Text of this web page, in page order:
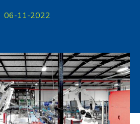
06-11-2022